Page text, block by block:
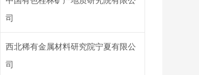
司
西北稀有金属材料研究院宁夏有限公
司